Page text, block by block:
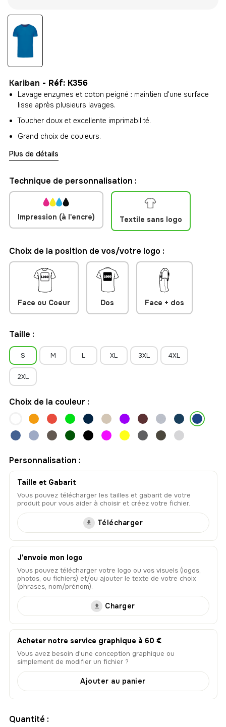
Kariban - Réf: K356
Lavage enzymes et coton peigné : maintien d'une surface
lisse après plusieurs lavages.
Toucher doux et excellente imprimabilité.
Grand choix de couleurs.
Plus de détails
Technique de personnalisation :
Impression (à l'encre) Textile sans logo
Choix de la position de vos/votre logo :
Face ou Coeur Dos Face + dos
Taille :
S M L XL 3XL 4XL
2XL
Choix de la couleur :
Personnalisation :
Taille et Gabarit
Vous pouvez télécharger les tailles et gabarit de votre
produit pour vous aider à choisir et créez votre fichier.
Télécharger
J'envoie mon logo
Vous pouvez télécharger votre logo ou vos visuels (logos,
photos, ou fichiers) et/ou ajouter le texte de votre choix
(phrases, nom/prénom).
Charger
Acheter notre service graphique à 60 €
Vous avez besoin d'une conception graphique ou
simplement de modifier un fichier ?
Ajouter au panier
Quantité :